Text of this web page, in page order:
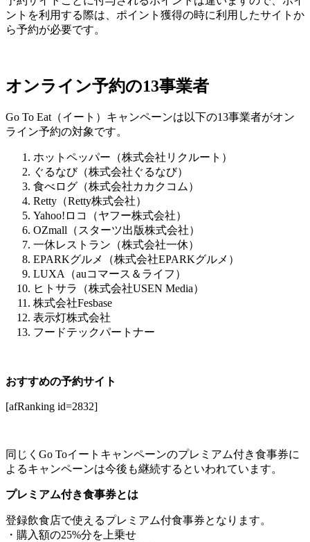
ントを利用する際は、ポイント獲得の時に利用したサイトか
ら予約が必要です。
オンライン予約の13事業者
Go To Eat（イート）キャンペーンは以下の13事業者がオン
ライン予約の対象です。
ホットペッパー（株式会社リクルート）
ぐるなび（株式会社ぐるなび）
食べログ（株式会社カカクコム）
Retty（Retty株式会社）
Yahoo!ロコ（ヤフー株式会社）
OZmall（スターツ出版株式会社）
一休レストラン（株式会社一休）
EPARKグルメ（株式会社EPARKグルメ）
LUXA（auコマース＆ライフ）
ヒトサラ（株式会社USEN Media）
株式会社Fesbase
表示灯株式会社
フードテックパートナー
おすすめの予約サイト
[afRanking id=2832]
同じくGo Toイートキャンペーンのプレミアム付き食事券に
よるキャンペーンは今後も継続するといわれています。
プレミアム付き食事券とは
登録飲食店で使えるプレミアム付食事券となります。
・購入額の25%分を上乗せ